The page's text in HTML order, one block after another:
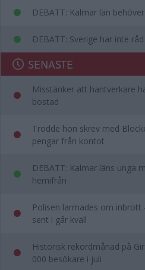
DEBATT: Kalmar län behöver
DEBATT: Sverige har inte råd
SENASTE
Misstänker att hantverkare
bostad
Trodde hon skrev med
pengar från kontot
DEBATT: Kalmar läns unga
hemifrån
Polisen larmades om inbrott
sent i går kväll
Historisk rekordmånad på
000 besökare i juli